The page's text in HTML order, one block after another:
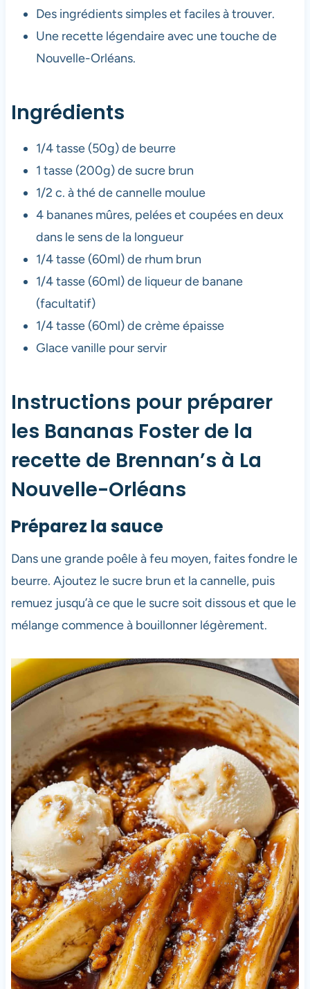
Des ingrédients simples et faciles à trouver.
Une recette légendaire avec une touche de
Nouvelle-Orléans.
Ingrédients
1/4 tasse (50g) de beurre
1 tasse (200g) de sucre brun
1/2 c. à thé de cannelle moulue
4 bananes mûres, pelées et coupées en deux
dans le sens de la longueur
1/4 tasse (60ml) de rhum brun
1/4 tasse (60ml) de liqueur de banane
(facultatif)
1/4 tasse (60ml) de crème épaisse
Glace vanille pour servir
Instructions pour préparer
les Bananas Foster de la
recette de Brennan’s à La
Nouvelle-Orléans
Préparez la sauce
Dans une grande poêle à feu moyen, faites fondre le
beurre. Ajoutez le sucre brun et la cannelle, puis
remuez jusqu’à ce que le sucre soit dissous et que le
mélange commence à bouillonner légèrement.